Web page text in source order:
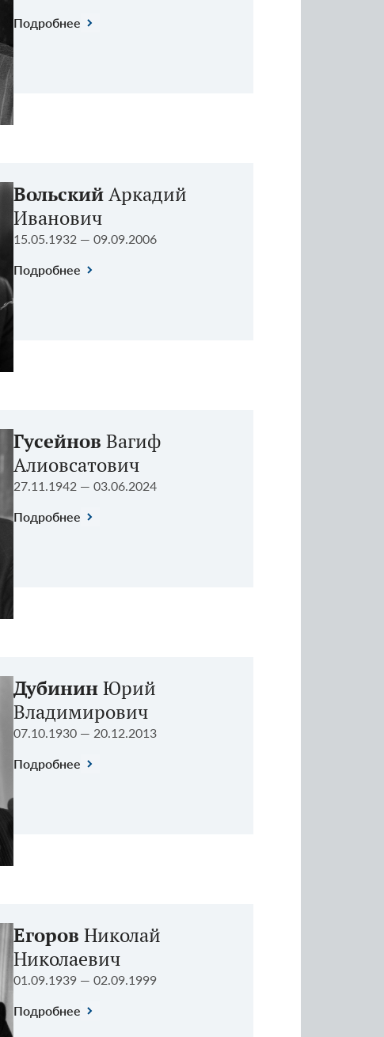
Подробнее
ВольскийАркадий
Иванович
15.05.1932 — 09.09.2006
Подробнее
Гусейнов Вагиф
Алиовсатович
27.11.1942 — 03.06.2024
Подробнее
ДубининЮрий
Владимирович
07.10.1930 — 20.12.2013
Подробнее
Егоров Николай
Николаевич
01.09.1939 — 02.09.1999
Подробнее